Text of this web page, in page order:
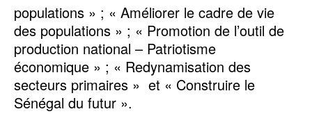
populations » ; « Améliorer le cadre de vie
des populations » ; « Promotion de l’outil de
production national – Patriotisme
économique » ; « Redynamisation des
secteurs primaires » et « Construire le
Sénégal du futur ».